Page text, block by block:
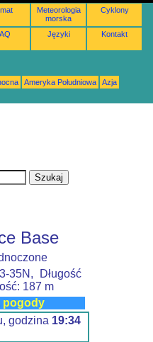
Meteorologia
morska
Cyklony
Języki Kontakt
Ameryka Południowa
Azja
Base
35N, Długość
187 m
pogody
godzina 19:34